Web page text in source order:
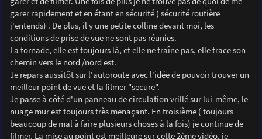
garer rapidement et en étant en sécurité ( sécurité routière
j'entends) . De plus, il y une petite colline devant moi, les
conditions de prise de vue ne sont pas réunies.
La tornade, elle est toujours là, et elle ne traîne pas, elle trace son
chemin vers le nord /nord est.
Je repars aussitôt sur l'autoroute avec l'idée de pouvoir trouver un
meilleur point de vue et la filmer "secure".
Je passe à côté d'un panneau de circulation vrillé sur lui-même, le
nuage mur est toujours très menaçant. En troisième ( toujours
beaucoup de mal à faire plusieurs choses à la fois) je continue de
filmer. La mise au point est meilleure sur cette 2ème vidéo, je